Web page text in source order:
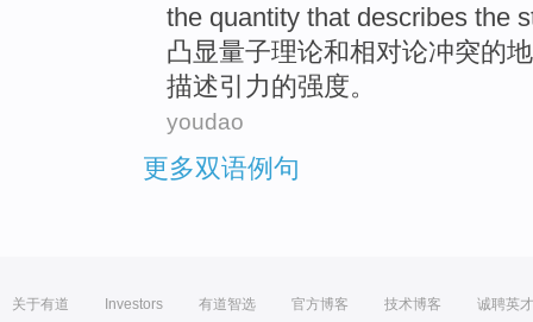
the quantity that describes the
凸显量子理论和相对论冲突的
描述引力的强度。
youdao
更多双语例句
关于有道 Investors 有道智选 官方博客 技术博客 诚聘英才